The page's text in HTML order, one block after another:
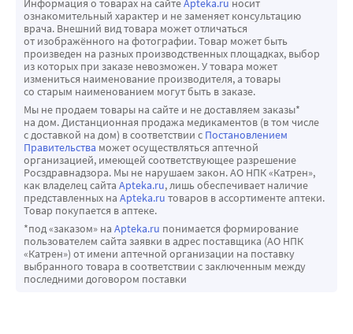
Информация о товарах на сайтеApteka.ru носит
ознакомительный характер и не заменяет консультацию
врача. Внешний вид товара может отличаться
от изображённого на фотографии. Товар может быть
произведен на разных производственных площадках, выбор
из которых при заказе невозможен. У товара может
измениться наименование производителя, а товары
со старым наименованием могут быть в заказе.
Мы не продаем товары на сайте и не доставляем заказы*
на дом. Дистанционная продажа медикаментов (в том числе
с доставкой на дом) в соответствии с Постановлением
Правительства может осуществляться аптечной
организацией, имеющей соответствующее разрешение
Росздравнадзора. Мы не нарушаем закон. АО НПК «Катрен»,
как владелец сайта Apteka.ru, лишь обеспечивает наличие
представленных на Apteka.ru товаров в ассортименте аптеки.
Товар покупается в аптеке.
*под «заказом» на Apteka.ru понимается формирование
пользователем сайта заявки в адрес поставщика (АО НПК
«Катрен») от имени аптечной организации на поставку
выбранного товара в соответствии с заключенным между
последними договором поставки